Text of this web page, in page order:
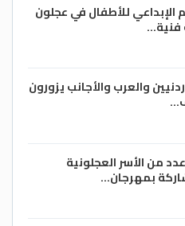
الإبداعي للأطفال في عجلون
فنية…
والعرب والأجانب يزورون
من الأسر العجلونية
بمهرجان…